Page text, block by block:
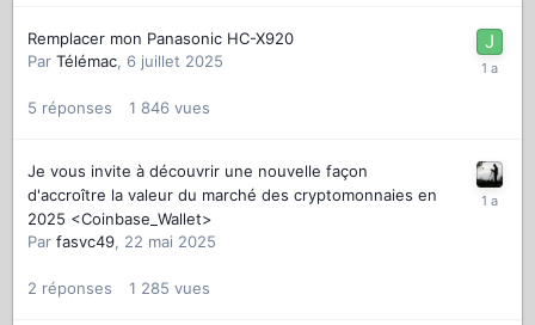
Remplacer mon Panasonic HC-X920
Par Télémac, 6 juillet 2025
5 réponses 1 846 vues
Je vous invite à découvrir une nouvelle façon
d'accroître la valeur du marché des cryptomonnaies en
2025 <Coinbase_Wallet>
Par fasvc49, 22 mai 2025
2 réponses 1 285 vues